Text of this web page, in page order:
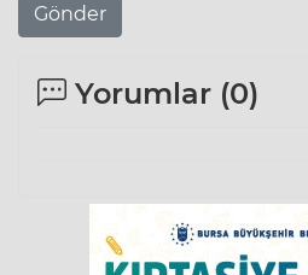
Gönder
Yorumlar (0)